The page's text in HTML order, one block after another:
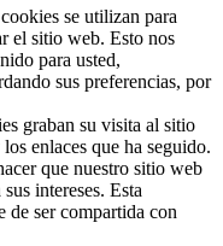
se utilizan para
el sitio web. Esto nos
para usted,
sus preferencias, por
graban su visita al sitio
enlaces que ha seguido.
que nuestro sitio web
intereses. Esta
de ser compartida con